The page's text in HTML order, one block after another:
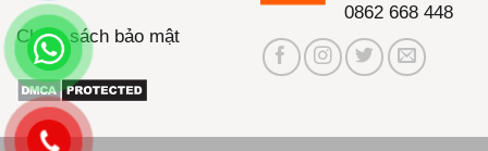
Chính sách bảo mật
0862 668 448